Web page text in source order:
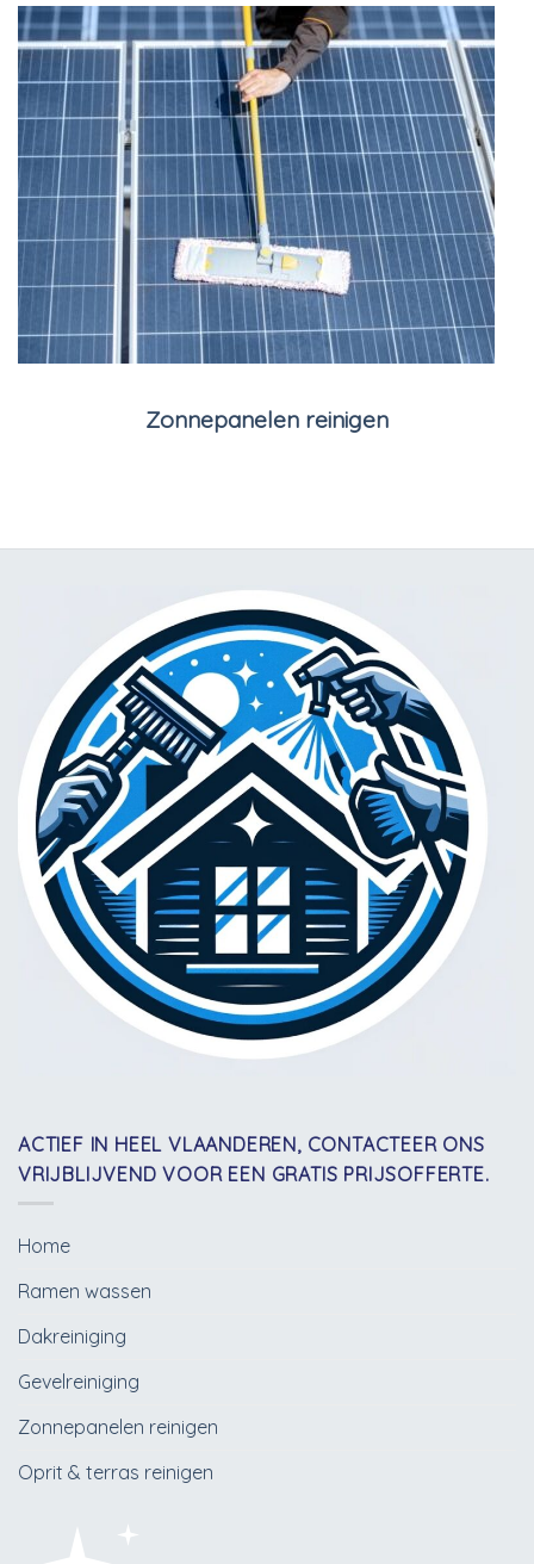
Zonnepanelen reinigen
ACTIEF IN HEEL VLAANDEREN, CONTACTEER ONS
VRIJBLIJVEND VOOR EEN GRATIS PRIJSOFFERTE.
Home
Ramen wassen
Dakreiniging
Gevelreiniging
Zonnepanelen reinigen
Oprit & terras reinigen